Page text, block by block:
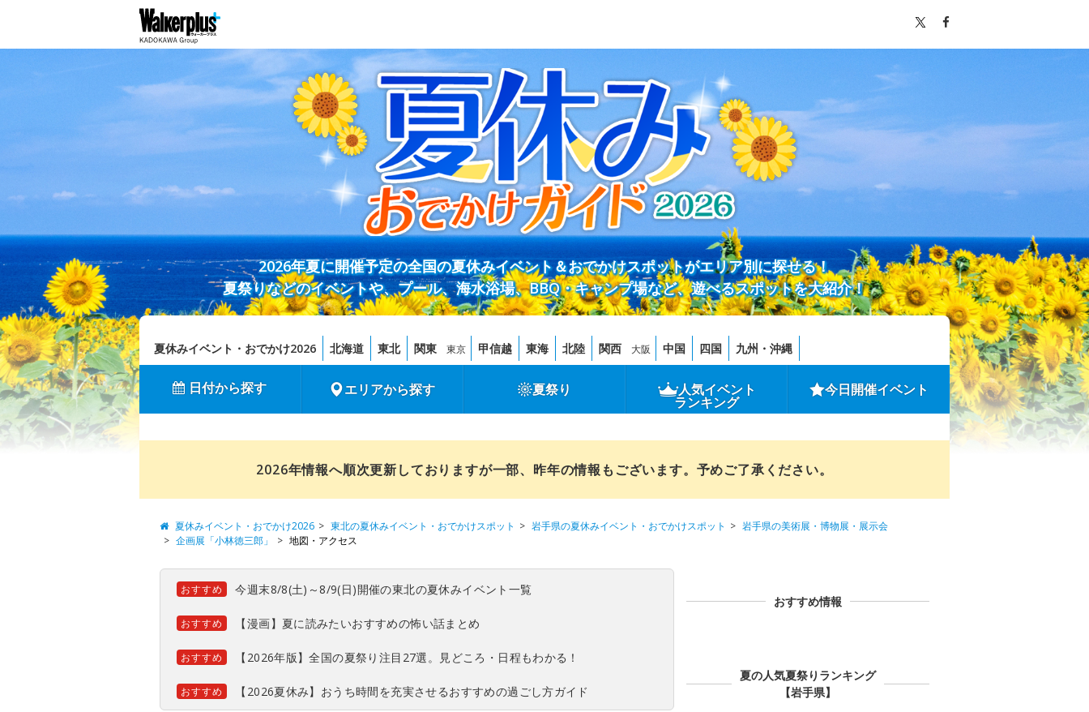
2026年夏に開催予定の全国の夏休みイベント＆おでかけスポットがエリア別に探せる！
夏祭りなどのイベントや、プール、海水浴場、BBQ・キャンプ場など、遊べるスポットを大紹介！
夏休みイベント・おでかけ2026 北海道 東北 関東 東京 甲信越 東海 北陸 関西 大阪 中国 四国 九州・沖縄
日付から探す エリアから探す 夏祭り 人気イベント
ランキング
今日開催イベント
2026年情報へ順次更新しておりますが一部、昨年の情報もございます。予めご了承ください。
夏休みイベント・おでかけ2026 東北の夏休みイベント・おでかけスポット 岩手県の夏休みイベント・おでかけスポット
岩手県の美術展・博物展・展示会
企画展「小林徳三郎」
地図・アクセス
おすすめ 今週末8/8(土)～8/9(日)開催の東北の夏休みイベント一覧
おすすめ 【漫画】夏に読みたいおすすめの怖い話まとめ
おすすめ 【2026年版】全国の夏祭り注目27選。見どころ・日程もわかる！
おすすめ 【2026夏休み】おうち時間を充実させるおすすめの過ごし方ガイド
おすすめ情報
夏の人気夏祭りランキング
【岩手県】